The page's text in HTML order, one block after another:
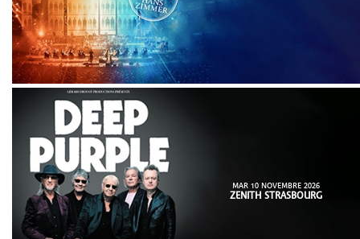
MAR 10 NOVEMBRE 2026
ZENITH STRASBOURG